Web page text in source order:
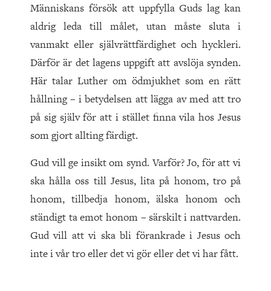
Människans försök att uppfylla Guds lag kan
aldrig leda till målet, utan måste sluta i
vanmakt eller självrättfärdighet och hyckleri.
Därför är det lagens uppgift att avslöja synden.
Här talar Luther om ödmjukhet som en rätt
hållning – i betydelsen att lägga av med att tro
på sig själv för att i stället finna vila hos Jesus
som gjort allting färdigt.
Gud vill ge insikt om synd. Varför? Jo, för att vi
ska hålla oss till Jesus, lita på honom, tro på
honom, tillbedja honom, älska honom och
ständigt ta emot honom – särskilt i nattvarden.
Gud vill att vi ska bli förankrade i Jesus och
inte i vår tro eller det vi gör eller det vi har fått.